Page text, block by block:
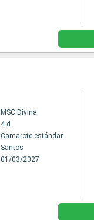
MSC Divina
4 d
Camarote estándar
Santos
01/03/2027